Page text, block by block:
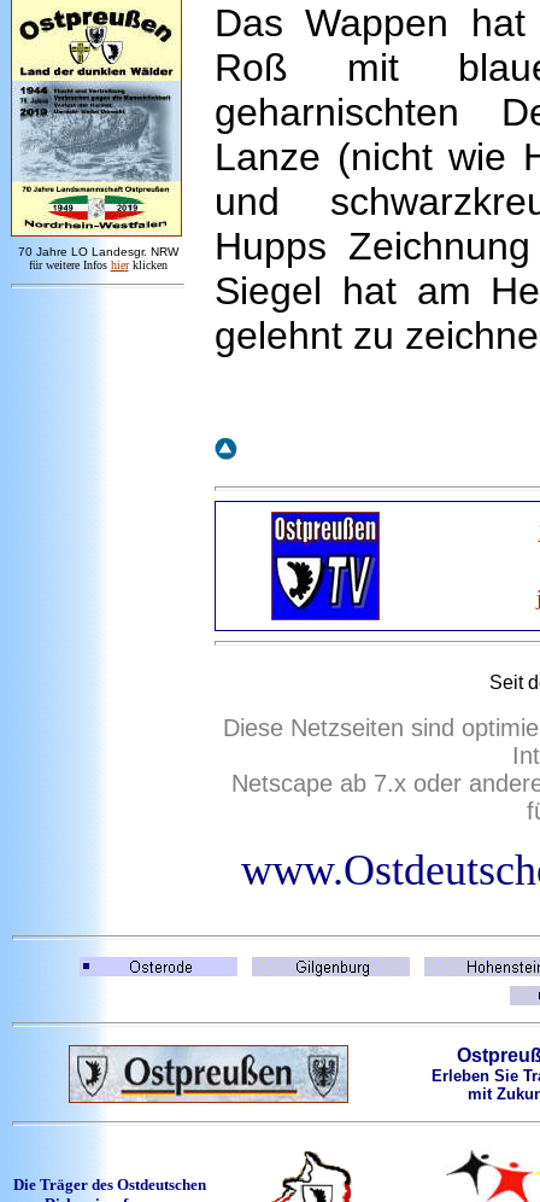
70 Jahre LO Landesgr. NRW
für weitere Infos hier klicken
Das Wappen
Roß mit
geharnischten
Lanze (nicht wie
und
Hupps
Siegel hat am
gelehnt zu
Seit
Diese Netzseiten sind
Netscape ab 7.x oder
Erleben Sie
mit
Die Träger des Ostdeutschen